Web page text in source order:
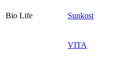
Bio Life Sunkost
VITA